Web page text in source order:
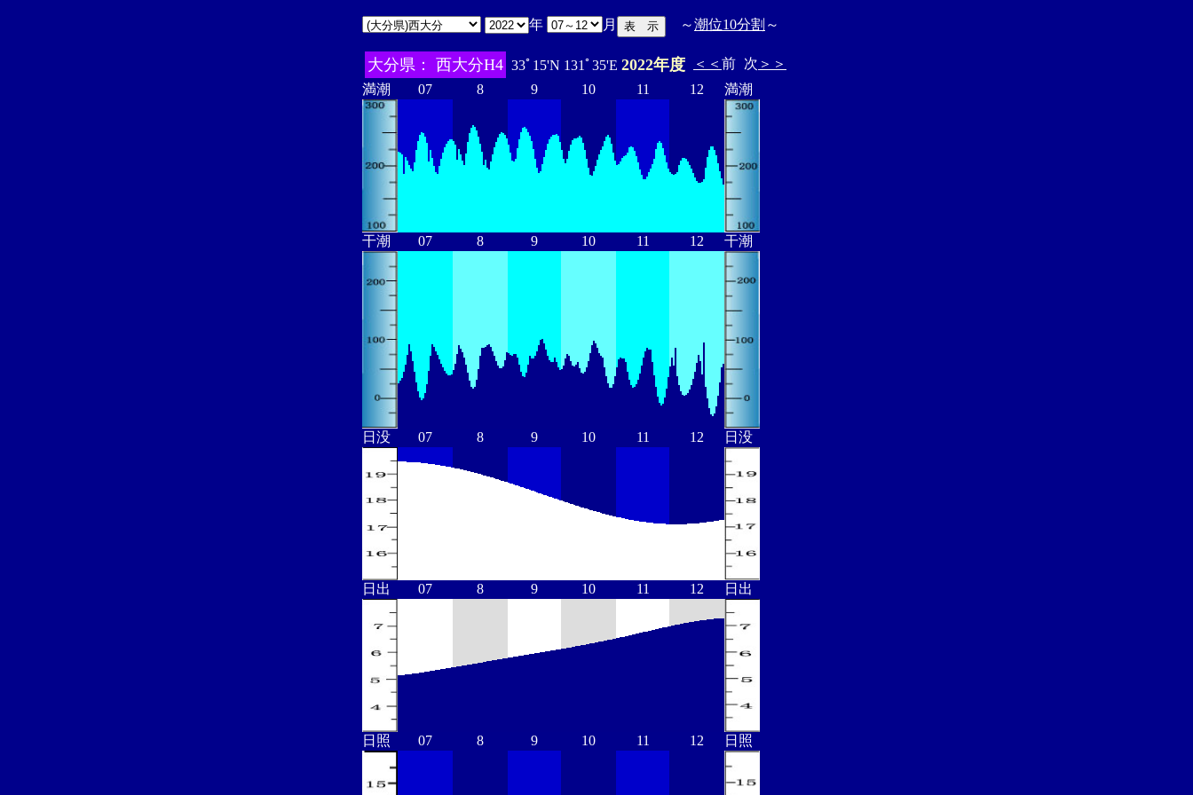
年 月 ～潮位10分割 ～
大分県： 西大分H4 33ﾟ15'N 131ﾟ35'E 2022年度 ＜＜ 前 次 ＞＞
満潮
07 8 9 10 11 12 満潮
干潮 07 8 9 10 11 12 干潮
日没 07 8 9 10 11 12 日没
日出 07 8 9 10 11 12 日出
日照 07 8 9 10 11 12 日照